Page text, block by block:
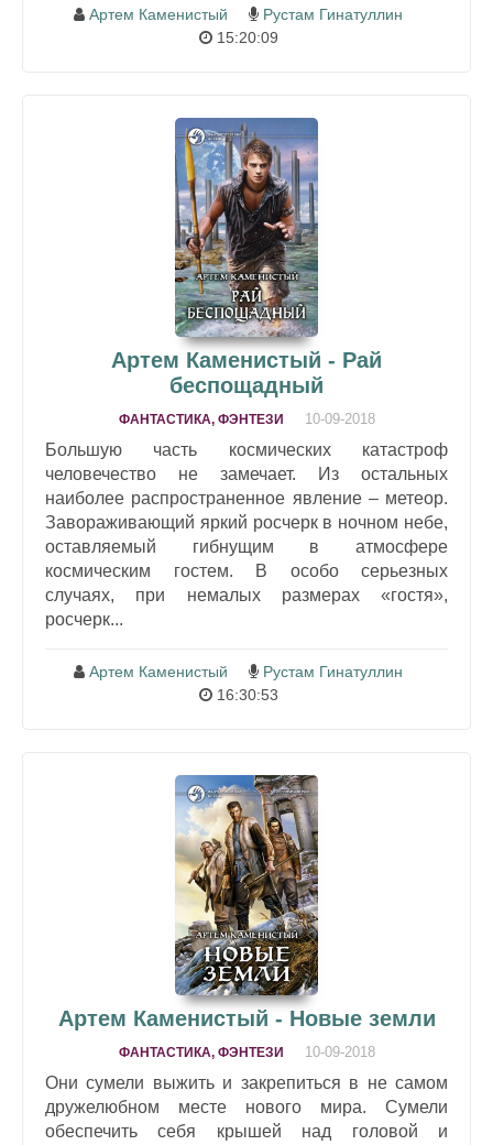
Артем Каменистый
Рустам Гинатуллин
15:20:09
Артем Каменистый - Рай
беспощадный
ФАНТАСТИКА, ФЭНТЕЗИ 10-09-2018
Большую часть космических катастроф
человечество не замечает. Из остальных
наиболее распространенное явление – метеор.
Завораживающий яркий росчерк в ночном небе,
оставляемый гибнущим в атмосфере
космическим гостем. В особо серьезных
случаях, при немалых размерах «гостя»,
росчерк...
Артем Каменистый
Рустам Гинатуллин
16:30:53
Артем Каменистый - Новые земли
ФАНТАСТИКА, ФЭНТЕЗИ 10-09-2018
Они сумели выжить и закрепиться в не самом
дружелюбном месте нового мира. Сумели
обеспечить себя крышей над головой и